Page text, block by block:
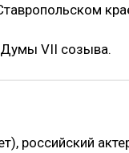
Думы VII созыва.
российский